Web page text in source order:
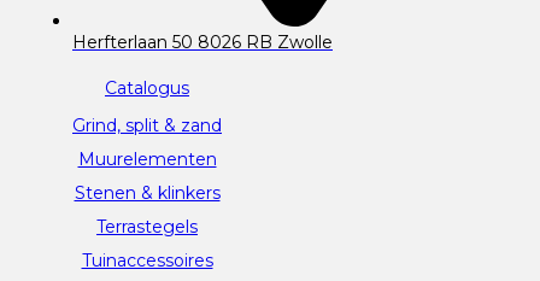
Herfterlaan 50 8026 RB Zwolle
Catalogus
Grind, split & zand
Muurelementen
Stenen & klinkers
Terrastegels
Tuinaccessoires